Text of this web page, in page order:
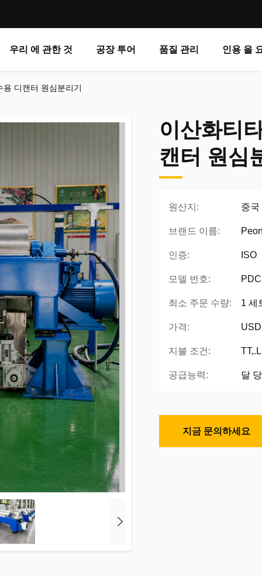
우리 에 관한 것 공장 투어 품질 관리 인용 을
디캔터 원심분리기
이산화티
캔터 원심
원산지: 중국
브랜드 이름:
인증: ISO
모델 번호: PDC
최소 주문 수량: 1 세
가격:
지불 조건:
공급능력: 달
지금 문의하세요